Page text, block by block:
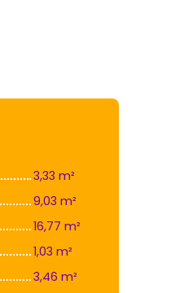
3,33 m²
9,03 m²
16,77 m²
1,03 m²
3,46 m²